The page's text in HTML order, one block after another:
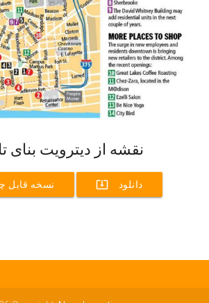
نقشه از دیترویت بنای
نسخه قابل system_update_alt دانلود